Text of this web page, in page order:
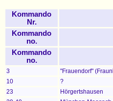
Kommando
Nr.
Kommando
no.
Kommando
no.
3
"Frauendorf"
10
?
23
Hörgertshausen